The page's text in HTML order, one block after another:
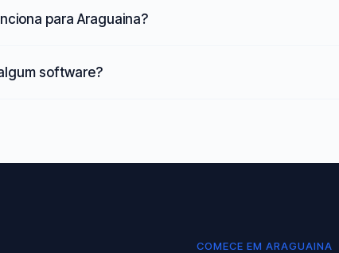
para Araguaina?
software?
COMECE EM ARAGUAINA